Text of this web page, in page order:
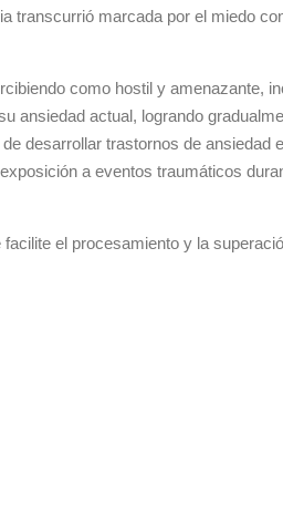
transcurrió marcada por el miedo
como hostil y amenazante,
ansiedad actual, logrando
desarrollar trastornos de ansiedad
a eventos traumáticos
el procesamiento y la